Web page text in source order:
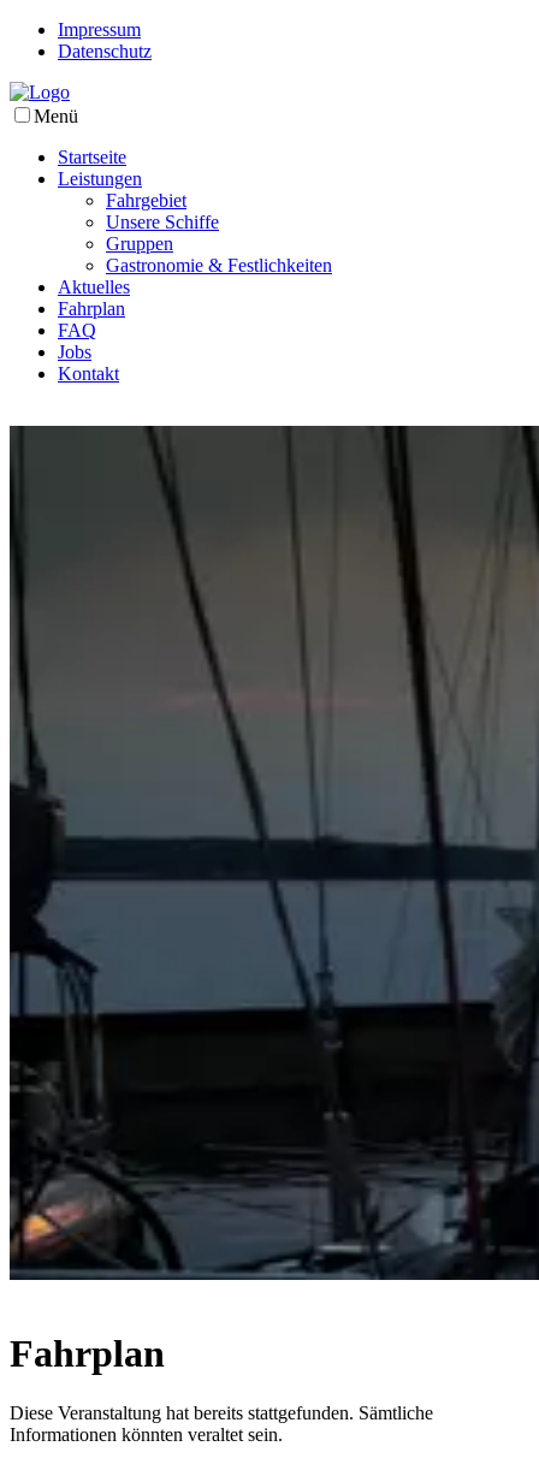
Impressum
Datenschutz
Menü
Startseite
Leistungen
Fahrgebiet
Unsere Schiffe
Gruppen
Gastronomie & Festlichkeiten
Aktuelles
Fahrplan
FAQ
Jobs
Kontakt
Fahrplan
Diese Veranstaltung hat bereits stattgefunden. Sämtliche
Informationen könnten veraltet sein.